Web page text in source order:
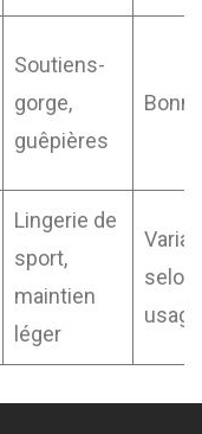
Soutiens-
gorge,
guêpières
Lingerie de
sport,
maintien
léger
selon
usage